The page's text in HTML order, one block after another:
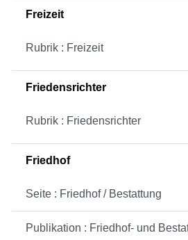
Freizeit
Rubrik : Freizeit
Friedensrichter
Rubrik : Friedensrichter
Friedhof
Seite : Friedhof / Bestattung
Publikation : Friedhof- und